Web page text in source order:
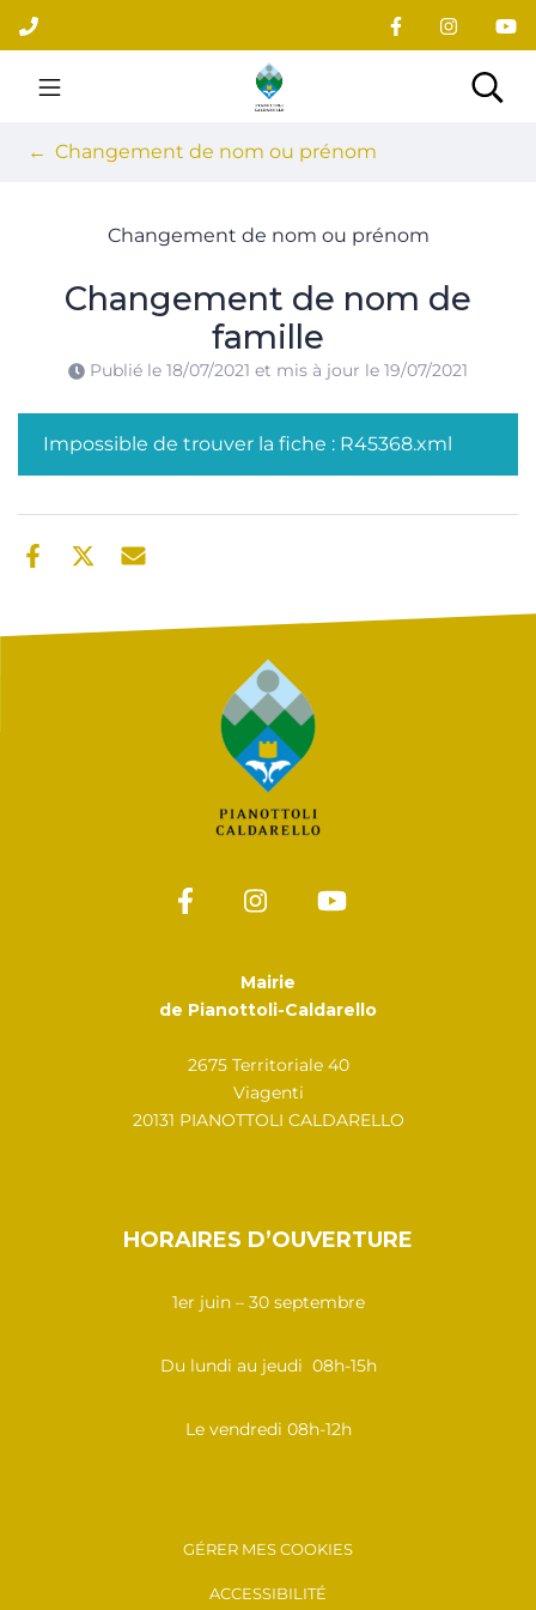
Aller
au
contenu
Site officiel du village
Changement de nom ou prénom
Changement de nom ou prénom
Changement de nom de
famille
Publié le 18/07/2021 et mis à jour le 19/07/2021
Impossible de trouver la fiche : R45368.xml
Mairie
de Pianottoli-Caldarello
2675 Territoriale 40
Viagenti
20131 PIANOTTOLI CALDARELLO
HORAIRES D’OUVERTURE
1er juin – 30 septembre
Du lundi au jeudi 08h-15h
Le vendredi 08h-12h
GÉRER MES COOKIES
ACCESSIBILITÉ